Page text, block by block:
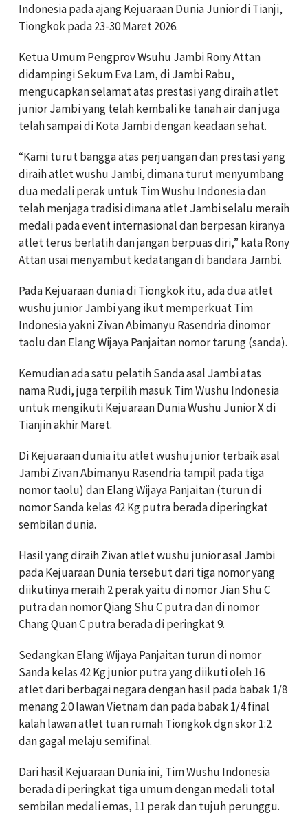
Indonesia pada ajang Kejuaraan Dunia Junior di Tianji,
Tiongkok pada 23-30 Maret 2026.
Ketua Umum Pengprov Wsuhu Jambi Rony Attan
didampingi Sekum Eva Lam, di Jambi Rabu,
mengucapkan selamat atas prestasi yang diraih atlet
junior Jambi yang telah kembali ke tanah air dan juga
telah sampai di Kota Jambi dengan keadaan sehat.
“Kami turut bangga atas perjuangan dan prestasi yang
diraih atlet wushu Jambi, dimana turut menyumbang
dua medali perak untuk Tim Wushu Indonesia dan
telah menjaga tradisi dimana atlet Jambi selalu meraih
medali pada event internasional dan berpesan kiranya
atlet terus berlatih dan jangan berpuas diri,” kata Rony
Attan usai menyambut kedatangan di bandara Jambi.
Pada Kejuaraan dunia di Tiongkok itu, ada dua atlet
wushu junior Jambi yang ikut memperkuat Tim
Indonesia yakni Zivan Abimanyu Rasendria dinomor
taolu dan Elang Wijaya Panjaitan nomor tarung (sanda).
Kemudian ada satu pelatih Sanda asal Jambi atas
nama Rudi, juga terpilih masuk Tim Wushu Indonesia
untuk mengikuti Kejuaraan Dunia Wushu Junior X di
Tianjin akhir Maret.
Di Kejuaraan dunia itu atlet wushu junior terbaik asal
Jambi Zivan Abimanyu Rasendria tampil pada tiga
nomor taolu) dan Elang Wijaya Panjaitan (turun di
nomor Sanda kelas 42 Kg putra berada diperingkat
sembilan dunia.
Hasil yang diraih Zivan atlet wushu junior asal Jambi
pada Kejuaraan Dunia tersebut dari tiga nomor yang
diikutinya meraih 2 perak yaitu⁠⁠ di nomor Jian Shu C
putra⁠⁠ dan nomor Qiang Shu C putra dan di nomor
Chang Quan C putra berada di peringkat 9.
Sedangkan Elang Wijaya Panjaitan turun di nomor
Sanda kelas 42 Kg junior putra yang diikuti oleh 16
atlet dari berbagai negara dengan hasil pada babak 1/8
menang 2:0 lawan Vietnam dan ⁠pada babak 1/4 final
kalah lawan atlet tuan rumah Tiongkok dgn skor 1:2
dan gagal melaju semifinal.
Dari hasil Kejuaraan Dunia ini, Tim Wushu Indonesia
berada di peringkat tiga umum dengan medali total
sembilan medali emas, 11 perak dan tujuh perunggu.